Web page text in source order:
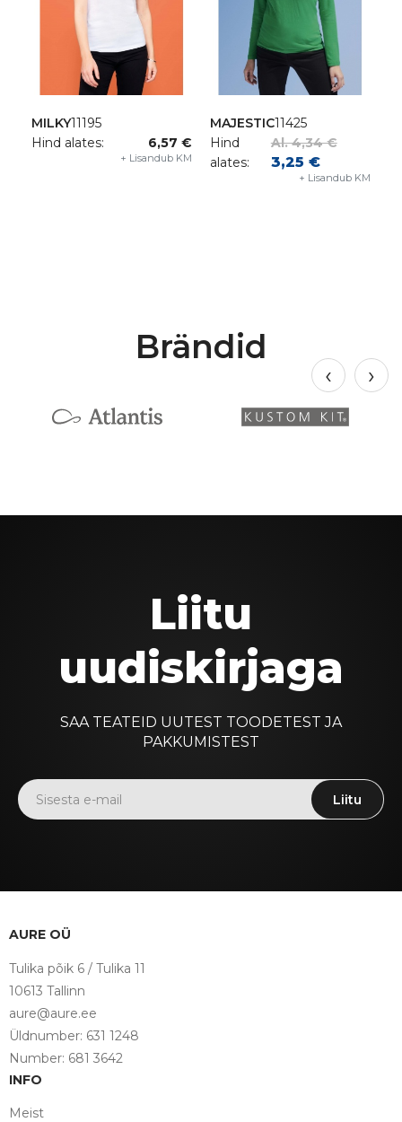
MILKY11195
Hind alates:
6,57 €
+ Lisandub KM
MAJESTIC11425
Hind
alates:
Al. 4,34 €
3,25 €
+ Lisandub KM
Brändid
Liitu
uudiskirjaga
SAA TEATEID UUTEST TOODETEST JA
PAKKUMISTEST
Liitu
AURE OÜ
Tulika põik 6 / Tulika 11
10613 Tallinn
aure@aure.ee
Üldnumber: 631 1248
Number: 681 3642
INFO
Meist